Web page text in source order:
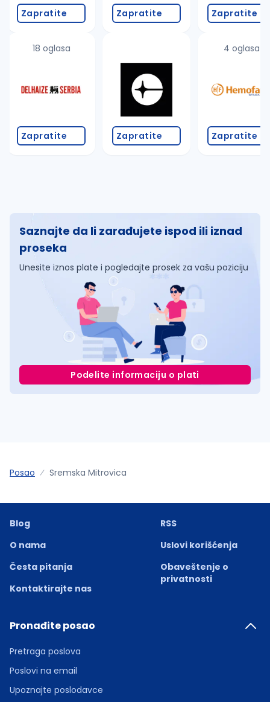
Zapratite
18 oglasa
Zapratite
Zapratite
Zapratite
Zapratite
4 oglasa
Zapratite
Saznajte da li zarađujete ispod ili iznad
proseka
Unesite iznos plate i pogledajte prosek za vašu poziciju
Podelite informaciju o plati
Posao Sremska Mitrovica
Blog
O nama
Česta pitanja
Kontaktirajte nas
RSS
Uslovi korišćenja
Obaveštenje o
privatnosti
Pronađite posao
Pretraga poslova
Poslovi na email
Upoznajte poslodavce